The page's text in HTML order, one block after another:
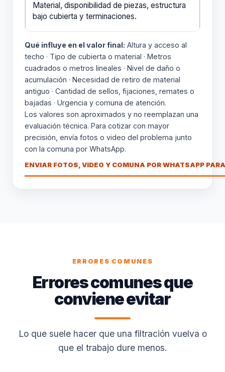
Material, disponibilidad de piezas, estructura
bajo cubierta y terminaciones.
Qué influye en el valor final: Altura y acceso al
techo · Tipo de cubierta o material · Metros
cuadrados o metros lineales · Nivel de daño o
acumulación · Necesidad de retiro de material
antiguo · Cantidad de sellos, fijaciones, remates o
bajadas · Urgencia y comuna de atención.
Los valores son aproximados y no reemplazan una
evaluación técnica. Para cotizar con mayor
precisión, envía fotos o video del problema junto
con la comuna por WhatsApp.
ENVIAR FOTOS, VIDEO Y COMUNA POR WHATSAPP
ERRORES COMUNES
Errores comunes que
conviene evitar
Lo que suele hacer que una filtración vuelva o
que el trabajo dure menos.